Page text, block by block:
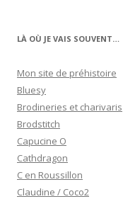
LÀ OÙ JE VAIS SOUVENT…
Mon site de préhistoire
Bluesy
Brodineries et charivaris
Brodstitch
Capucine O
Cathdragon
C en Roussillon
Claudine / Coco2